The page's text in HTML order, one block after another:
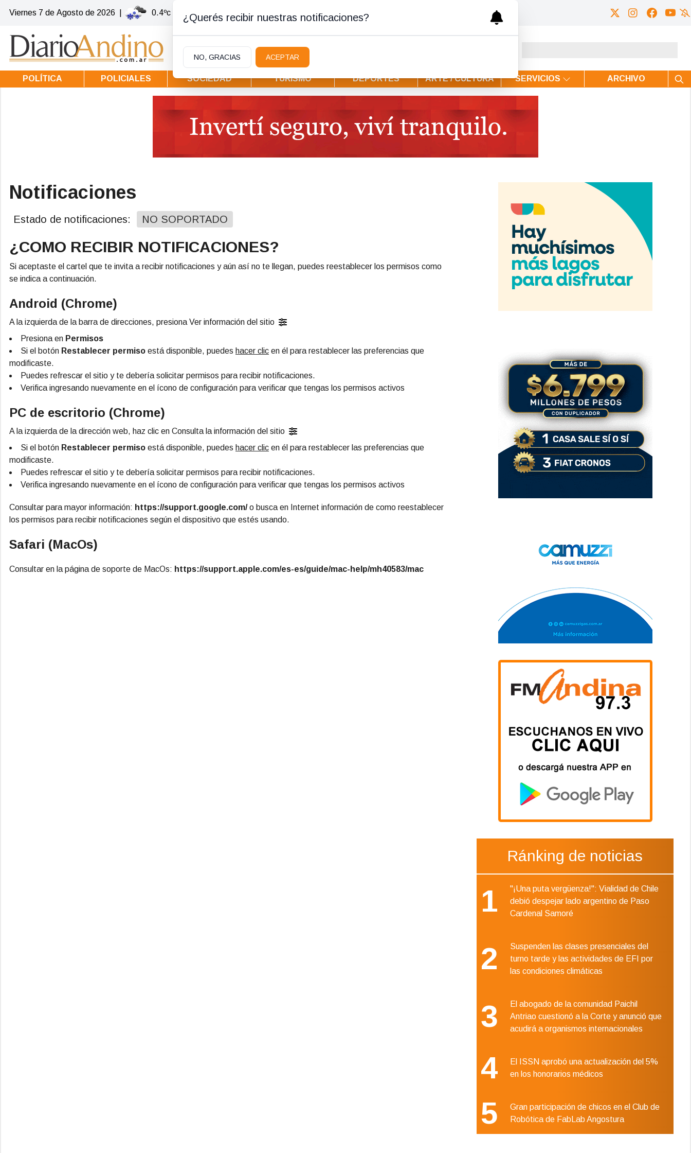
Viernes 7 de Agosto de 2026 0.4ºc | Villa la Angostura
POLÍTICA POLICIALES SOCIEDAD TURISMO DEPORTES ARTE / CULTURA SERVICIOS ARCHIVO
Notificaciones
Estado de notificaciones: NO SOPORTADO
¿COMO RECIBIR NOTIFICACIONES?
Si aceptaste el cartel que te invita a recibir notificaciones y aún así no te llegan, puedes reestablecer los permisos como
se indica a continuación.
Android (Chrome)
A la izquierda de la barra de direcciones, presiona Ver información del sitio
Presiona en Permisos
Si el botón Restablecer permiso está disponible, puedes hacer clic en él para restablecer las preferencias que
modificaste.
Puedes refrescar el sitio y te debería solicitar permisos para recibir notificaciones.
Verifica ingresando nuevamente en el ícono de configuración para verificar que tengas los permisos activos
PC de escritorio (Chrome)
A la izquierda de la dirección web, haz clic en Consulta la información del sitio
Si el botón Restablecer permiso está disponible, puedes hacer clic en él para restablecer las preferencias que
modificaste.
Puedes refrescar el sitio y te debería solicitar permisos para recibir notificaciones.
Verifica ingresando nuevamente en el ícono de configuración para verificar que tengas los permisos activos
Consultar para mayor información: https://support.google.com/o busca en Internet información de como reestablecer
los permisos para recibir notificaciones según el dispositivo que estés usando.
Safari (MacOs)
Consultar en la página de soporte de MacOs: https://support.apple.com/es-es/guide/mac-help/mh40583/mac
Ránking de noticias
1
"¡Una puta vergüenza!": Vialidad de Chile
debió despejar lado argentino de Paso
Cardenal Samoré
2
Suspenden las clases presenciales del
turno tarde y las actividades de EFI por
las condiciones climáticas
3
El abogado de la comunidad Paichil
Antriao cuestionó a la Corte y anunció que
acudirá a organismos internacionales
4
El ISSN aprobó una actualización del 5%
en los honorarios médicos
5
Gran participación de chicos en el Club de
Robótica de FabLab Angostura
¿Querés recibir nuestras notificaciones?
NO, GRACIAS ACEPTAR